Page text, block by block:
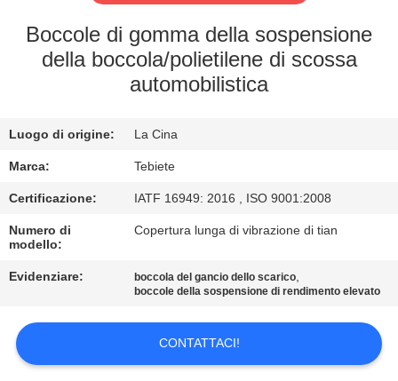
FABBRICA
CONTROLLO
QUALITÀ
CONTATTICI
NOTIZIE
MAPPA
Boccole di gomma della sospensione
della boccola/polietilene di scossa
automobilistica
Luogo di origine: La Cina
Marca: Tebiete
Certificazione: IATF 16949: 2016 , ISO 9001:2008
Numero di
modello:
Copertura lunga di vibrazione di tian
Evidenziare: boccola del gancio dello scarico,
boccole della sospensione di rendimento elevato
CONTATTACI!